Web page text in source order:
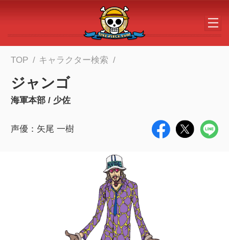
メインコンテンツへスキップする
TOP キャラクター検索
ジャンゴ
海軍本部 / 少佐
声優：矢尾 一樹